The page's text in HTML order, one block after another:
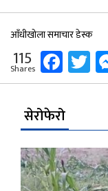
आँधीखोला समाचार डेस्क
115
Shares
सेरोफेरो